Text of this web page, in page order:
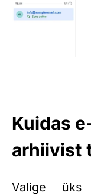
Kuidas
arhiivist
Valige